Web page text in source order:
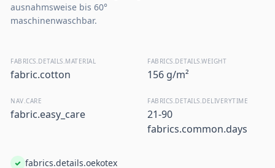
ausnahmsweise bis 60°
maschinenwaschbar.
FABRICS.DETAILS.MATERIAL
fabric.cotton
FABRICS.DETAILS.WEIGHT
156 g/m²
NAV.CARE
fabric.easy_care
FABRICS.DETAILS.DELIVERYTIME
21-90
fabrics.common.days
fabrics.details.oekotex